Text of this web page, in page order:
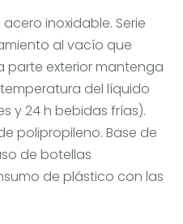
inoxidable. Serie
al vacío que
parte exterior mantenga
del líquido
y 24 h bebidas frías).
polipropileno. Base de
de botellas
de plástico con las